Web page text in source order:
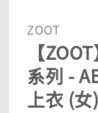
ZOOT
【
系列 -
上衣 (女)